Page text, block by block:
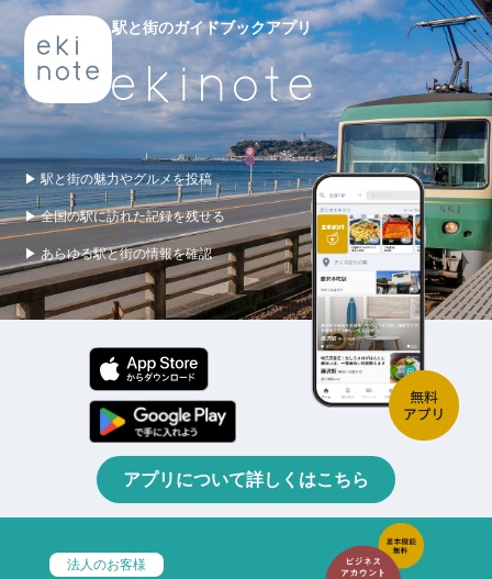
駅と街のガイドブックアプリ
▶ 駅と街の魅力やグルメを投稿
▶ 全国の駅に訪れた記録を残せる
▶ あらゆる駅と街の情報を確認
アプリについて詳しくはこちら
法人のお客様